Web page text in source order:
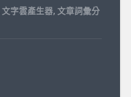
文字雲產生器, 文章詞彙分